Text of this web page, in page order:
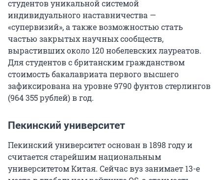
студентов уникальной системой
индивидуального наставничества —
«супервизий», а также возможностью стать
частью закрытых научных сообществ,
вырастивших около 120нобелевских лауреатов.
Для студентов с британским гражданством
стоимость бакалавриата первого высшего
зафиксирована на уровне9790фунтов стерлингов
(964 355рублей) в год.
Пекинский университет
Пекинский университет основан в 1898 году и
считается старейшим национальным
университетом Китая. Сейчас вуз занимает 13-е